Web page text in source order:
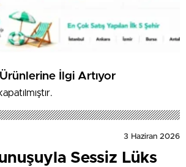
İlgi Artıyor
3 Haziran 2026
Sessiz Lüks